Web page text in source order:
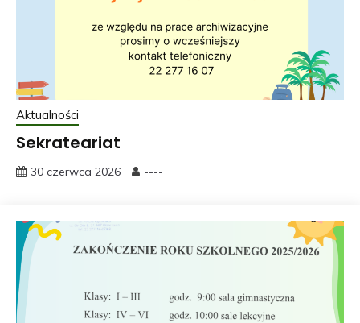
Aktualności
Sekrateariat
30 czerwca 2026 ----